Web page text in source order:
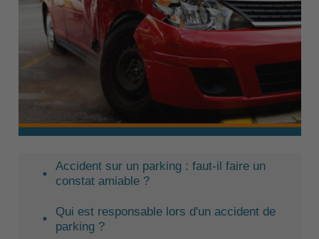
Accident sur un parking : faut-il faire un
constat amiable ?
Qui est responsable lors d'un accident de
parking ?